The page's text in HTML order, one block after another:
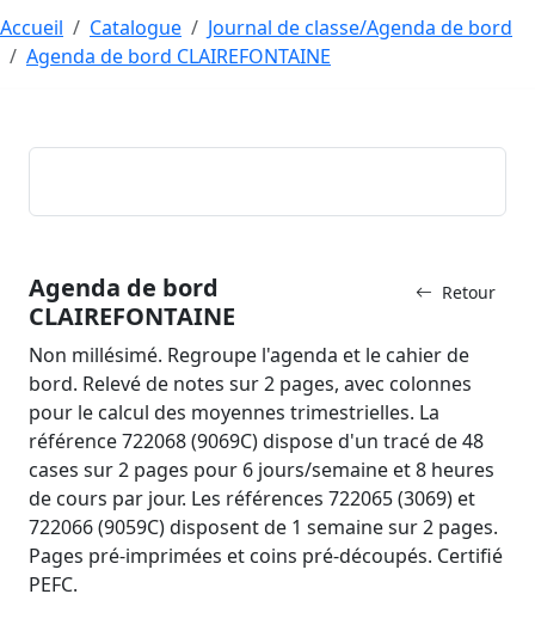
Accueil Catalogue
Journal de classe/Agenda de bord
Agenda de bord CLAIREFONTAINE
Retour
Agenda de bord
CLAIREFONTAINE
Non millésimé. Regroupe l'agenda et le cahier de
bord. Relevé de notes sur 2 pages, avec colonnes
pour le calcul des moyennes trimestrielles. La
référence 722068 (9069C) dispose d'un tracé de 48
cases sur 2 pages pour 6 jours/semaine et 8 heures
de cours par jour. Les références 722065 (3069) et
722066 (9059C) disposent de 1 semaine sur 2 pages.
Pages pré-imprimées et coins pré-découpés. Certifié
PEFC.